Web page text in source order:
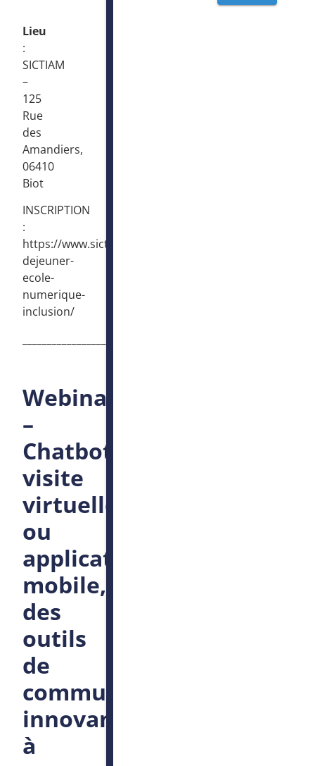
Lieu
:
SICTIAM
–
125
Rue
des
Amandiers,
06410
Biot
INSCRIPTION
:
https://www.sictiam.fr/evenements/petit-
dejeuner-
ecole-
numerique-
inclusion/
Webinaire
–
Chatbot,
visite
virtuelle
ou
application
mobile,
des
outils
de
communication
innovants
à